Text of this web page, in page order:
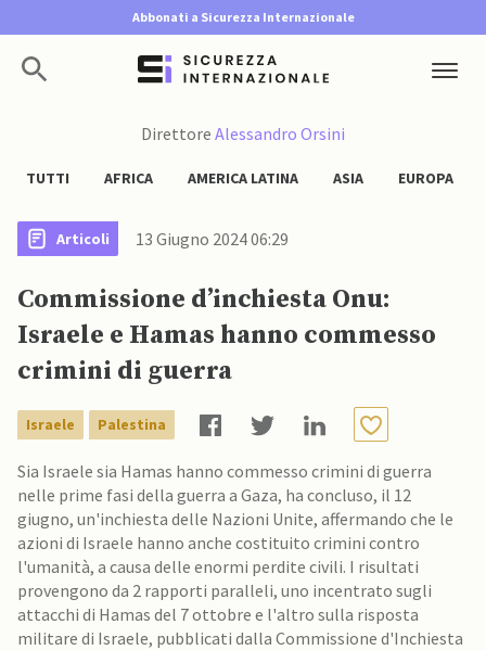
Abbonati a Sicurezza Internazionale
Direttore Alessandro Orsini
TUTTI AFRICA AMERICA LATINA ASIA EUROPA
Articoli 13 Giugno 2024 06:29
Commissione d’inchiesta Onu:
Israele e Hamas hanno commesso
crimini di guerra
Israele Palestina
Sia Israele sia Hamas hanno commesso crimini di guerra
nelle prime fasi della guerra a Gaza, ha concluso, il 12
giugno, un'inchiesta delle Nazioni Unite, affermando che le
azioni di Israele hanno anche costituito crimini contro
l'umanità, a causa delle enormi perdite civili. I risultati
provengono da 2 rapporti paralleli, uno incentrato sugli
attacchi di Hamas del 7 ottobre e l'altro sulla risposta
militare di Israele, pubblicati dalla Commissione d'Inchiesta